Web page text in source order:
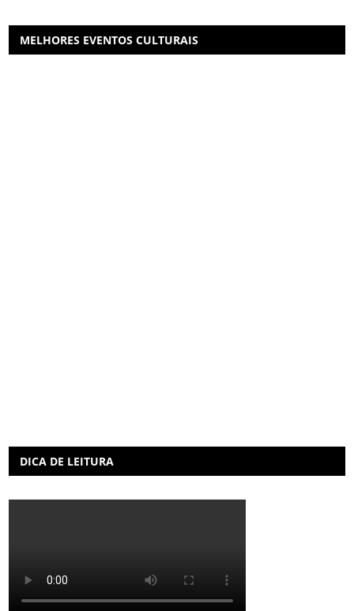
MELHORES EVENTOS CULTURAIS
DICA DE LEITURA